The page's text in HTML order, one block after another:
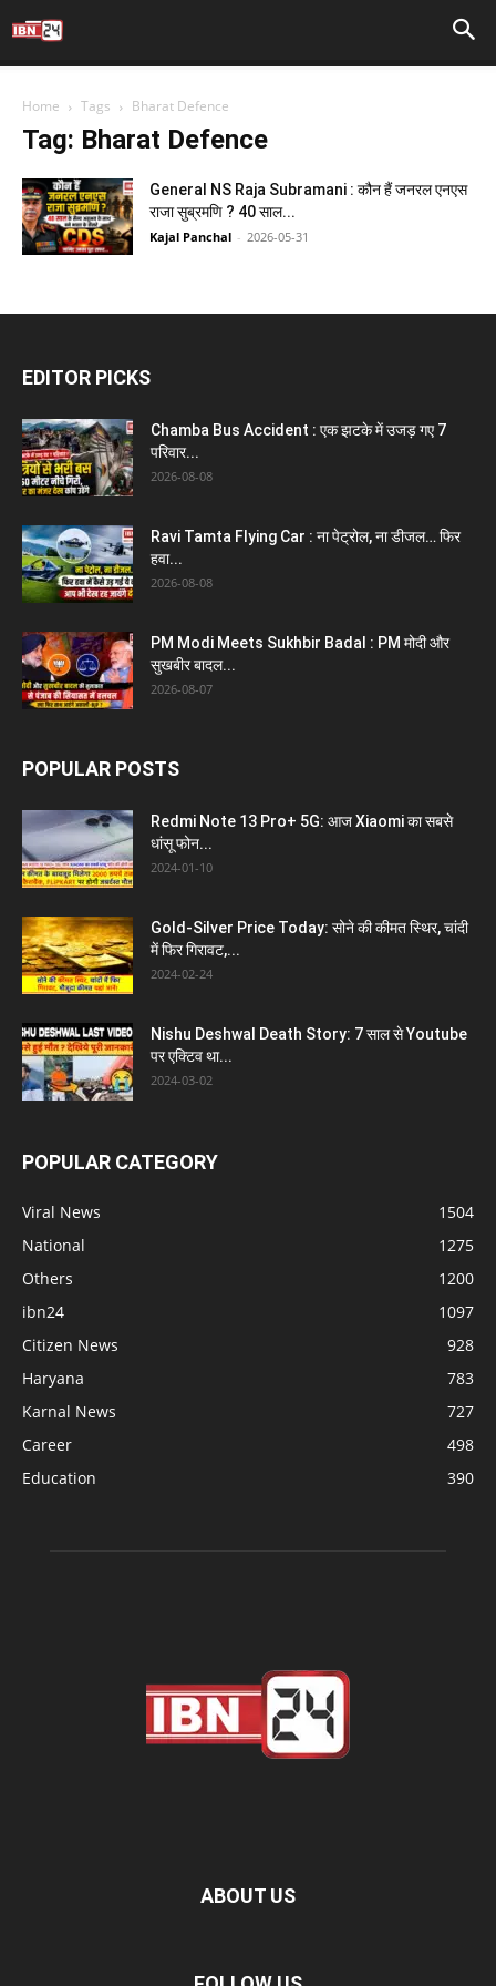
Home Tags Bharat Defence
Tag: Bharat Defence
General NS Raja Subramani : कौन हैं जनरल एनएस
राजा सुब्रमणि ? 40 साल...
Kajal Panchal - 2026-05-31
EDITOR PICKS
Chamba Bus Accident : एक झटके में उजड़ गए 7
परिवार...
2026-08-08
Ravi Tamta Flying Car : ना पेट्रोल, ना डीजल… फिर
हवा...
2026-08-08
PM Modi Meets Sukhbir Badal : PM मोदी और
सुखबीर बादल...
2026-08-07
POPULAR POSTS
Redmi Note 13 Pro+ 5G: आज Xiaomi का सबसे
धांसू फोन...
2024-01-10
Gold-Silver Price Today: सोने की कीमत स्थिर, चांदी
में फिर गिरावट,...
2024-02-24
Nishu Deshwal Death Story: 7 साल से Youtube
पर एक्टिव था...
2024-03-02
POPULAR CATEGORY
Viral News
1504
National
1275
Others
1200
ibn24
1097
Citizen News
928
Haryana
783
Karnal News
727
Career
498
Education
390
ABOUT US